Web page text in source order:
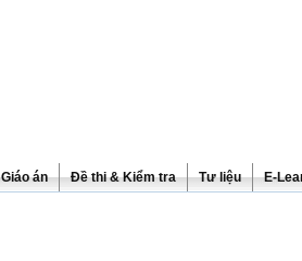
Giáo án Đề thi & Kiểm tra Tư liệu E-